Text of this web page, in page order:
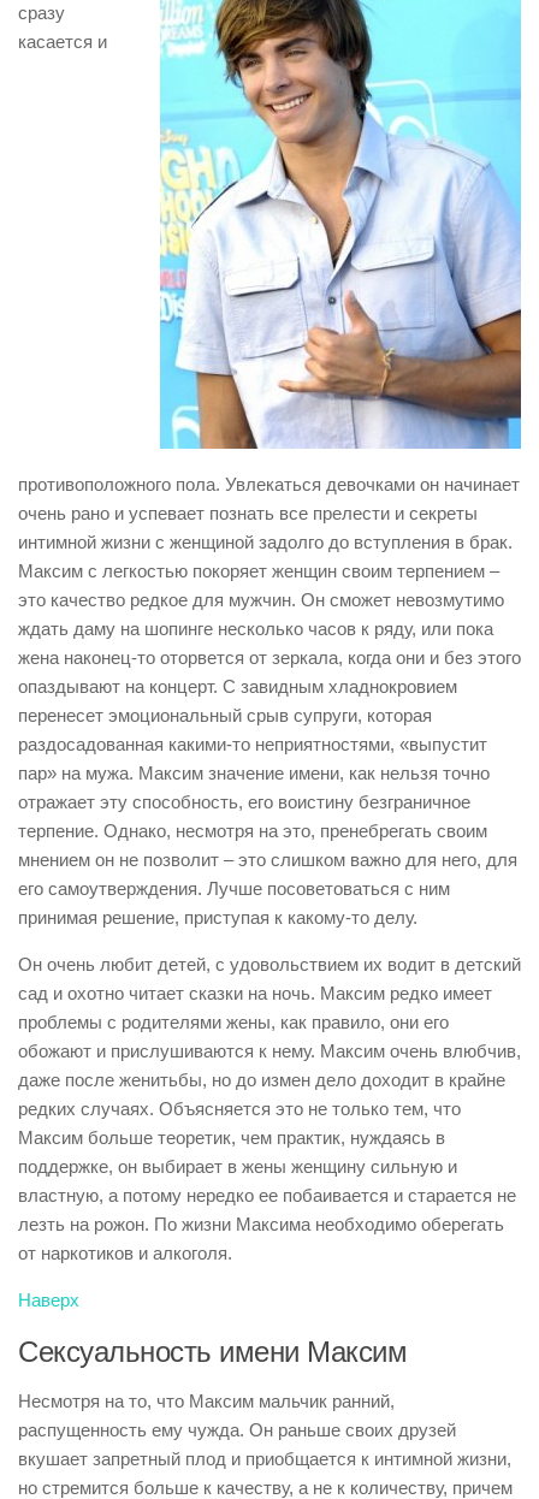
сразу
касается и
противоположного пола. Увлекаться девочками он начинает
очень рано и успевает познать все прелести и секреты
интимной жизни с женщиной задолго до вступления в брак.
Максим с легкостью покоряет женщин своим терпением –
это качество редкое для мужчин. Он сможет невозмутимо
ждать даму на шопинге несколько часов к ряду, или пока
жена наконец-то оторвется от зеркала, когда они и без этого
опаздывают на концерт. С завидным хладнокровием
перенесет эмоциональный срыв супруги, которая
раздосадованная какими-то неприятностями, «выпустит
пар» на мужа. Максим значение имени, как нельзя точно
отражает эту способность, его воистину безграничное
терпение. Однако, несмотря на это, пренебрегать своим
мнением он не позволит – это слишком важно для него, для
его самоутверждения. Лучше посоветоваться с ним
принимая решение, приступая к какому-то делу.
Он очень любит детей, с удовольствием их водит в детский
сад и охотно читает сказки на ночь. Максим редко имеет
проблемы с родителями жены, как правило, они его
обожают и прислушиваются к нему. Максим очень влюбчив,
даже после женитьбы, но до измен дело доходит в крайне
редких случаях. Объясняется это не только тем, что
Максим больше теоретик, чем практик, нуждаясь в
поддержке, он выбирает в жены женщину сильную и
властную, а потому нередко ее побаивается и старается не
лезть на рожон. По жизни Максима необходимо оберегать
от наркотиков и алкоголя.
Наверх
Сексуальность имени Максим
Несмотря на то, что Максим мальчик ранний,
распущенность ему чужда. Он раньше своих друзей
вкушает запретный плод и приобщается к интимной жизни,
но стремится больше к качеству, а не к количеству, причем